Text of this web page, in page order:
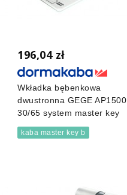
196,04 zł
Wkładka bębenkowa
dwustronna GEGE AP1500
30/65 system master key
kaba master key b